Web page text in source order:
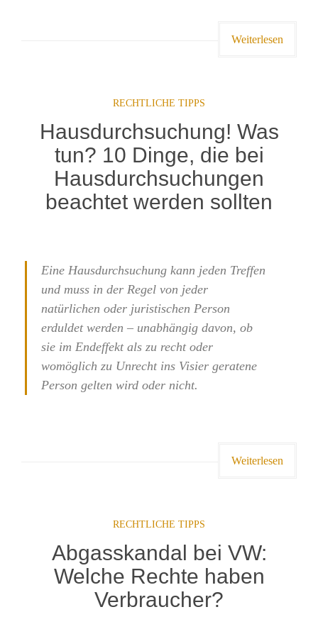
Weiterlesen
RECHTLICHE TIPPS
Hausdurchsuchung! Was
tun? 10 Dinge, die bei
Hausdurchsuchungen
beachtet werden sollten
Eine Hausdurchsuchung kann jeden Treffen
und muss in der Regel von jeder
natürlichen oder juristischen Person
erduldet werden – unabhängig davon, ob
sie im Endeffekt als zu recht oder
womöglich zu Unrecht ins Visier geratene
Person gelten wird oder nicht.
Weiterlesen
RECHTLICHE TIPPS
Abgasskandal bei VW:
Welche Rechte haben
Verbraucher?